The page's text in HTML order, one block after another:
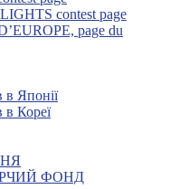
contest page
page du
в Японії
в Кореї
ФОНД